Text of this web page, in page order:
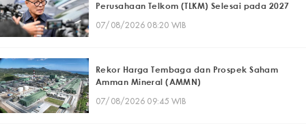
Perusahaan Telkom (TLKM) Selesai pada 2027
07/08/2026 08:20 WIB
Rekor Harga Tembaga dan Prospek Saham
Amman Mineral (AMMN)
07/08/2026 09:45 WIB